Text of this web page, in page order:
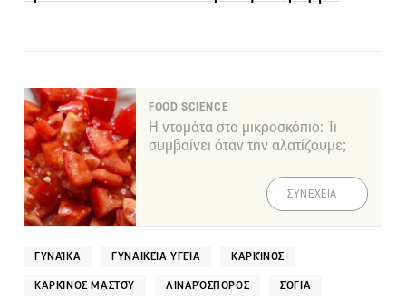
FOOD SCIENCE
Η ντομάτα στο μικροσκόπιο: Τι
συμβαίνει όταν την αλατίζουμε;
ΣΥΝΕΧΕΙΑ
ΓΥΝΑΊΚΑ ΓΥΝΑΙΚΕΊΑ ΥΓΕΊΑ ΚΑΡΚΊΝΟΣ
ΚΑΡΚΊΝΟΣ ΜΑΣΤΟΎ ΛΙΝΑΡΌΣΠΟΡΟΣ ΣΌΓΙΑ